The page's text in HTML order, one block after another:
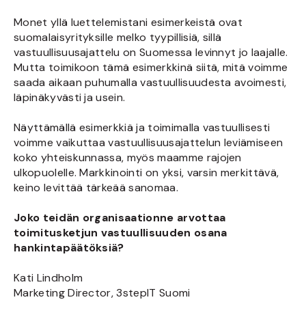
Monet yllä luettelemistani esimerkeistä ovat
suomalaisyrityksille melko tyypillisiä, sillä
vastuullisuusajattelu on Suomessa levinnyt jo laajalle.
Mutta toimikoon tämä esimerkkinä siitä, mitä voimme
saada aikaan puhumalla vastuullisuudesta avoimesti,
läpinäkyvästi ja usein.
Näyttämällä esimerkkiä ja toimimalla vastuullisesti
voimme vaikuttaa vastuullisuusajattelun leviämiseen
koko yhteiskunnassa, myös maamme rajojen
ulkopuolelle. Markkinointi on yksi, varsin merkittävä,
keino levittää tärkeää sanomaa.
Joko teidän organisaationne arvottaa
toimitusketjun vastuullisuuden osana
hankintapäätöksiä?
Kati Lindholm
Marketing Director, 3stepIT Suomi